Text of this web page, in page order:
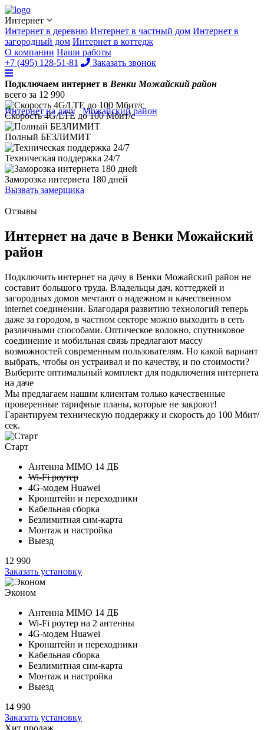
Интернет
Интернет в деревню Интернет в частный дом Интернет в
загородный дом Интернет в коттедж
О компании Наши работы
+7 (495) 128-51-81
Заказать звонок
Интернет на дачу/ Можайский район
Подключаем интернет в Венки Можайский район
всего за 12 990
Скорость 4G/LTE до100 Мбит/с
Полный БЕЗЛИМИТ
Техническая поддержка 24/7
Заморозка интернета 180 дней
Вызвать замерщика
Отзывы
Интернет на даче в Венки Можайский
район
Подключить интернет на дачу в Венки Можайский район не
составит большого труда. Владельцы дач, коттеджей и
загородных домов мечтают о надежном и качественном
internet соединении. Благодаря развитию технологий теперь
даже за городом, в частном секторе можно выходить в сеть
различными способами. Оптическое волокно, спутниковое
соединение и мобильная связь предлагают массу
возможностей современным пользователям. Но какой вариант
выбрать, чтобы он устраивал и по качеству, и по стоимости?
Выберите оптимальный комплект для подключения интернета
на даче
Мы предлагаем нашим клиентам только качественные
проверенные тарифные планы, которые не закроют!
Гарантируем техническую поддержку и скорость до 100 Мбит/
сек.
Старт
Антенна MIMO 14 ДБ
Wi-Fi роутер
4G-модем Huawei
Кронштейн и переходники
Кабельная сборка
Безлимитная сим-карта
Монтаж и настройка
Выезд
12 990
Заказать установку
Эконом
Антенна MIMO 14 ДБ
Wi-Fi роутер на 2 антенны
4G-модем Huawei
Кронштейн и переходники
Кабельная сборка
Безлимитная сим-карта
Монтаж и настройка
Выезд
14 990
Заказать установку
Хит продаж